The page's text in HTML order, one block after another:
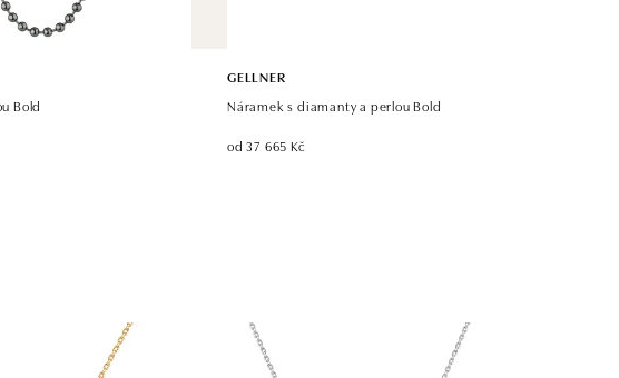
Bold
GELLNER
Náramek s diamanty a perlou Bold
od 37 665 Kč